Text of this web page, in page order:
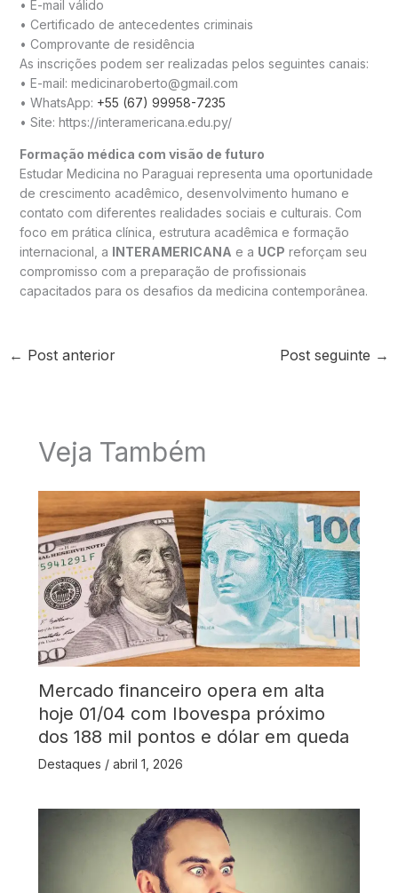
• E-mail válido
• Certificado de antecedentes criminais
• Comprovante de residência
As inscrições podem ser realizadas pelos seguintes canais:
• E-mail: medicinaroberto@gmail.com
• WhatsApp: +55 (67) 99958-7235
• Site: https://interamericana.edu.py/
Formação médica com visão de futuro
Estudar Medicina no Paraguai representa uma oportunidade
de crescimento acadêmico, desenvolvimento humano e
contato com diferentes realidades sociais e culturais. Com
foco em prática clínica, estrutura acadêmica e formação
internacional, a INTERAMERICANA e a UCP reforçam seu
compromisso com a preparação de profissionais
capacitados para os desafios da medicina contemporânea.
← Post anterior Post seguinte →
Veja Também
Mercado financeiro opera em alta
hoje 01/04 com Ibovespa próximo
dos 188 mil pontos e dólar em queda
Destaques / abril 1, 2026